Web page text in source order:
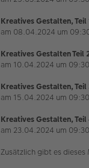
Kreatives Gestalten,
am 08.04.2024 um
Kreatives Gestalten Teil
am 10.04.2024 um 09:30
Kreatives Gestalten,
am 15.04.2024 um 09:30
Kreatives Gestalten,
am 23.04.2024 um 09:30
Zusätzlich gibt es dieses